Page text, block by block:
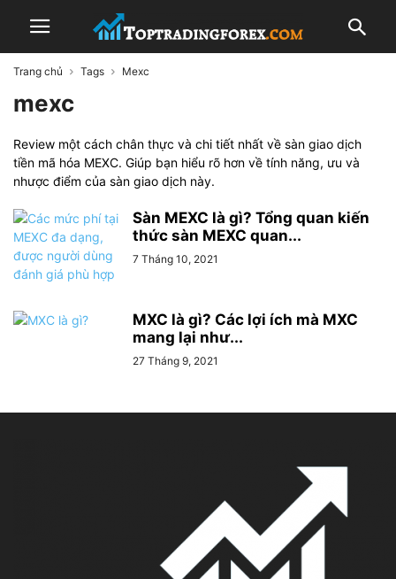
Trang chủ Tags Mexc
mexc
Review một cách chân thực và chi tiết nhất về sàn giao dịch
tiền mã hóa MEXC. Giúp bạn hiểu rõ hơn về tính năng, ưu và
nhược điểm của sàn giao dịch này.
Sàn MEXC là gì? Tổng quan kiến
thức sàn MEXC quan...
7 Tháng 10, 2021
MXC là gì? Các lợi ích mà MXC
mang lại như...
27 Tháng 9, 2021